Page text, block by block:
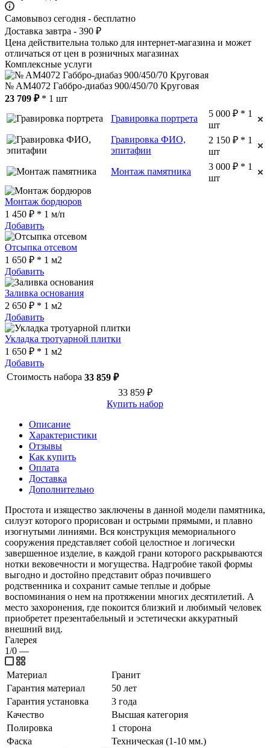
Самовывоз сегодня - бесплатно
Доставка завтра - 390 ₽
Цена действительна только для интернет-магазина и может
отличаться от цен в розничных магазинах
Комплексные услуги
№ AM4072 Габбро-диабаз 900/450/70 Круговая
23 709 ₽* 1 шт
Гравировка портрета
5 000 ₽ * 1
шт
Гравировка ФИО,
эпитафии
2 150 ₽ * 1
шт
Монтаж памятника
3 000 ₽ * 1
шт
Монтаж бордюров
1 450 ₽ * 1 м/п
Добавить
Отсыпка отсевом
1 650 ₽ * 1 м2
Добавить
Заливка основания
2 650 ₽ * 1 м2
Добавить
Укладка тротуарной плитки
1 650 ₽ * 1 м2
Добавить
Стоимость набора 33 859 ₽
33 859 ₽
Купить набор
Описание
Характеристики
Отзывы
Как купить
Оплата
Доставка
Дополнительно
Простота и изящество заключены в данной модели памятника,
силуэт которого прорисован и острыми прямыми, и плавно
изогнутыми линиями. Вся конструкция мемориального
сооружения представляет собой целостное и логически
завершенное изделие, в каждой грани которого раскрываются
нотки вековечности и могущества. Надгробие такой формы
выгодно и достойно представит образ почившего
родственника и сохранит самые теплые и добрые
воспоминания о нем на протяжении многих десятилетий. А
место захоронения, где покоится близкий и любимый человек
приобретет презентабельный и эстетически аккуратный
внешний вид.
Галерея
1/0 —
Материал
Гранит
Гарантия материал
50 лет
Гарантия установка
3 года
Качество
Высшая категория
Полировка
1 сторона
Фаска
Техническая (1-10 мм.)